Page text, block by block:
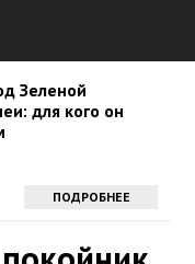
Зеленой
для кого он
ПОДРОБНЕЕ